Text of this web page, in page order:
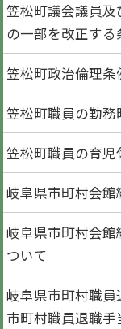
笠松町議会議員
の一部を改正する
笠松町政治倫理
笠松町職員の勤
笠松町職員の育
岐阜県市町村会
岐阜県市町村会
ついて
岐阜県市町村職
市町村職員退職